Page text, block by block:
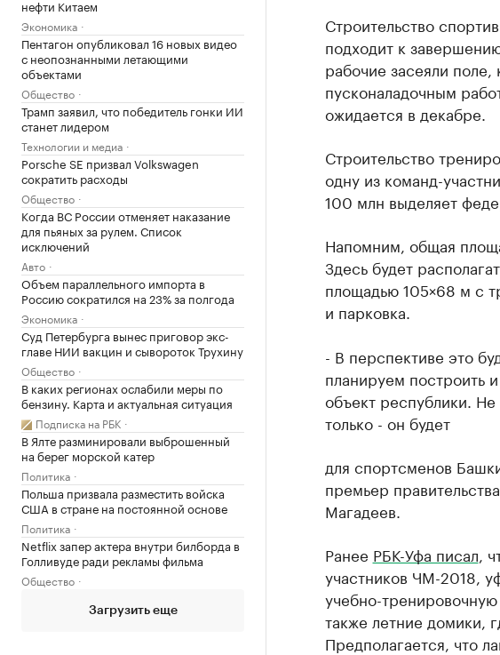
нефти Китаем
Экономика
Пентагон опубликовал 16 новых видео
с неопознанными летающими
объектами
Общество
Трамп заявил, что победитель гонки ИИ
станет лидером
Технологии и медиа
Porsche SE призвал Volkswagen
сократить расходы
Общество
Когда ВС России отменяет наказание
для пьяных за рулем. Список
исключений
Авто
Объем параллельного импорта в
Россию сократился на 23% за полгода
Экономика
Суд Петербурга вынес приговор экс-
главе НИИ вакцин и сывороток Трухину
Общество
В каких регионах ослабили меры по
бензину. Карта и актуальная ситуация
Подписка на РБК
В Ялте разминировали выброшенный
на берег морской катер
Политика
Польша призвала разместить войска
США в стране на постоянной основе
Политика
Netflix запер актера внутри билборда в
Голливуде ради рекламы фильма
Общество
Загрузить еще
Строительство
подходит к
рабочие засеяли
пусконаладочным
ожидается в декабре.
Строительство
одну из команд-
100 млн выделяет
Напомним, общая
Здесь будет
площадью 105×68 м с
и парковка.
- В перспективе это
планируем построить
объект республики. Не
только - он будет
для спортсменов
премьер
Магадеев.
Ранее РБК-Уфа писал ,
участников ЧМ-2018,
учебно-
также летние домики,
Предполагается, что